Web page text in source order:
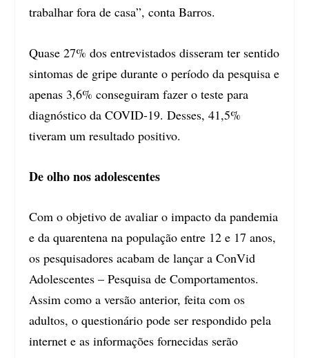
trabalhar fora de casa”, conta Barros.
Quase 27% dos entrevistados disseram ter sentido
sintomas de gripe durante o período da pesquisa e
apenas 3,6% conseguiram fazer o teste para
diagnóstico da COVID-19. Desses, 41,5%
tiveram um resultado positivo.
De olho nos adolescentes
Com o objetivo de avaliar o impacto da pandemia
e da quarentena na população entre 12 e 17 anos,
os pesquisadores acabam de lançar a ConVid
Adolescentes – Pesquisa de Comportamentos.
Assim como a versão anterior, feita com os
adultos, o questionário pode ser respondido pela
internet e as informações fornecidas serão